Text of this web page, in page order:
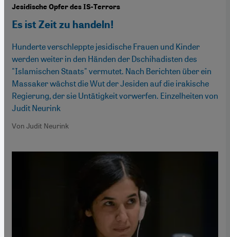
Jesidische Opfer des IS-Terrors
Es ist Zeit zu handeln!
Hunderte verschleppte jesidische Frauen und Kinder
werden weiter in den Händen der Dschihadisten des
"Islamischen Staats" vermutet. Nach Berichten über ein
Massaker wächst die Wut der Jesiden auf die irakische
Regierung, der sie Untätigkeit vorwerfen. Einzelheiten von
Judit Neurink
Von Judit Neurink